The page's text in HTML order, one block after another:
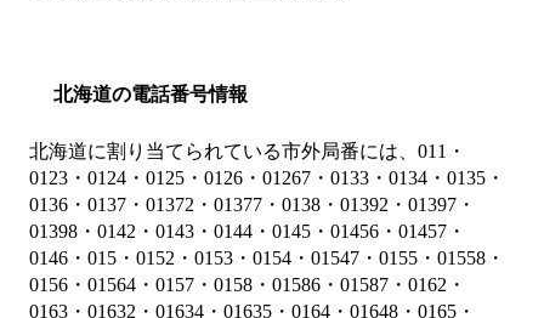
北海道の電話番号情報
北海道に割り当てられている市外局番には、011・
0123・0124・0125・0126・01267・0133・0134・0135・
0136・0137・01372・01377・0138・01392・01397・
01398・0142・0143・0144・0145・01456・01457・
0146・015・0152・0153・0154・01547・0155・01558・
0156・01564・0157・0158・01586・01587・0162・
0163・01632・01634・01635・0164・01648・0165・